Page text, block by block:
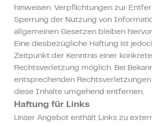
hinweisen. Verpflichtungen zur
Sperrung der Nutzung von
allgemeinen Gesetzen bleiben
Eine diesbezügliche Haftung ist
Zeitpunkt der Kenntnis einer
Rechtsverletzung möglich. Bei
entsprechenden
diese Inhalte umgehend entfernen.
Haftung für Links
Unser Angebot enthält Links zu
WIR
IHRE
ZÄHNE